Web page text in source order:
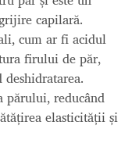
capilară.
cum ar fi acidul
firului de păr,
părului, reducând
elasticității și